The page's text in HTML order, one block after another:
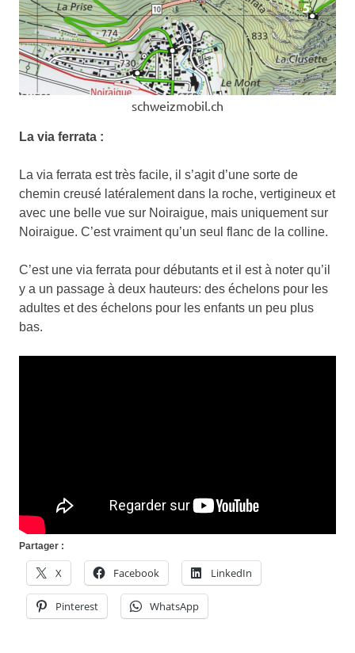
schweizmobil.ch
La via ferrata :
La via ferrata est très facile, il s’agit d’une sorte de
chemin creusé latéralement dans la roche, vertigineux et
avec une belle vue sur Noiraigue, mais uniquement sur
Noiraigue. C’est vraiment qu’un seul flanc de la colline.
C’est une via ferrata pour débutants et il est à noter qu’il
y a un passage à deux hauteurs: des échelons pour les
adultes et des échelons pour les enfants un peu plus
bas.
Partager :
X Facebook LinkedIn
Pinterest WhatsApp